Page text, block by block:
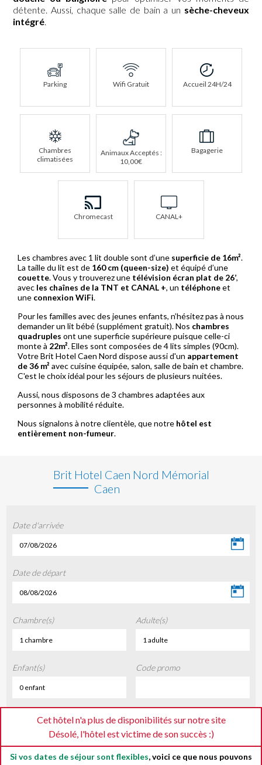
détente. Aussi, chaque salle de bain a un sèche-cheveux
intégré.
Parking Wifi Gratuit Accueil 24H/24
Chambres
climatisées
Animaux Acceptés :
10,00€
Bagagerie
Chromecast CANAL+
Les chambres avec 1 lit double sont d’une superficie de 16m².
La taille du lit est de 160 cm (queen-size) et équipé d’une
couette. Vous y trouverez une télévision écran plat de 26’,
avec les chaînes de la TNT et CANAL +, un téléphoneet
une connexion WiFi.
Pour les familles avec des jeunes enfants, n’hésitez pas à nous
demander un lit bébé (supplément gratuit). Nos chambres
quadruples ont une superficie supérieure puisque celle-ci
monte à 22m². Elles sont composées de 4 lits simples (90cm).
Votre Brit Hotel Caen Nord dispose aussi d'un appartement
de 36 m² avec cuisine équipée, salon, salle de bain et chambre.
C'est le choix idéal pour les séjours de plusieurs nuitées.
Aussi, nous disposons de 3 chambres adaptées aux
personnes à mobilité réduite.
Nous signalons à notre clientèle, que notre hôtel est
entièrement non-fumeur.
Brit Hotel Caen Nord Mémorial
Caen
Date d'arrivée
07/08/2026
Date de départ
08/08/2026
Chambre(s)
1 chambre
Adulte(s)
1 adulte
Enfant(s)
0 enfant
Code promo
Cet hôtel n'a plus de disponibilités sur notre site
Désolé, l'hôtel est victime de son succès :)
Si vos dates de séjour sont flexibles, voici ce que nous pouvons